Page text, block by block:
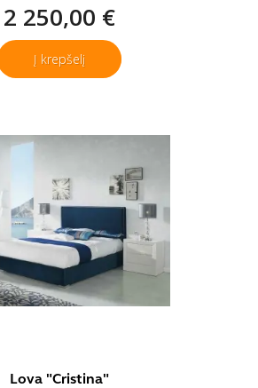
2 250,00 €
Į krepšelį
Lova "Cristina"